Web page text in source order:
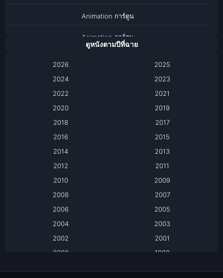
Animation การ์ตูน
Animation การ์ตูน
Based on a True Story เรื่องจริง
Based on a True Story เรื่องจริง
ดูหนังตามปีที่ฉาย
2026
2025
2024
2023
2022
2021
2020
2019
2018
2017
2016
2015
2014
2013
2012
2011
2010
2009
2008
2007
2006
2005
2004
2003
2002
2001
2000
1999